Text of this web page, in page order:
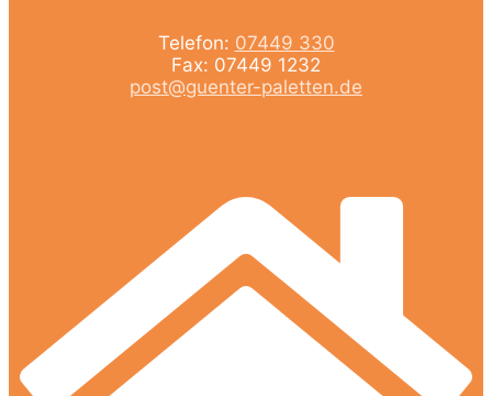
Telefon: 07449 330
Fax: 07449 1232
post@guenter-paletten.de